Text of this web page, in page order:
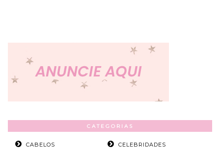
CATEGORIAS
CABELOS CELEBRIDADES